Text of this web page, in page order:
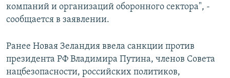
компаний и организаций оборонного сектора", -
сообщается в заявлении.
Ранее Новая Зеландия ввела санкции против
президента РФ Владимира Путина, членов Совета
нацбезопасности, российских политиков,